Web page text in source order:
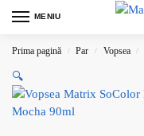
MENIU
Prima pagină / Par / Vopsea /
🔍